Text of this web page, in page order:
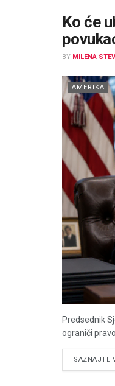
Ko će
BY MILENA
AMERIKA
Predsednik
ograniči
SAZNAJTE